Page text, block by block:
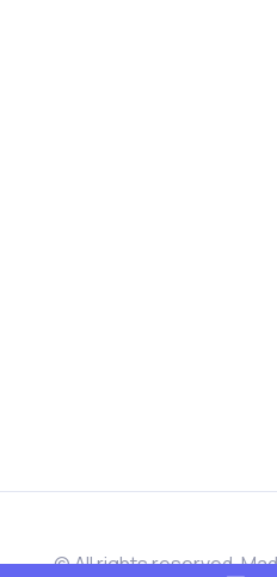
© All rights reserved.